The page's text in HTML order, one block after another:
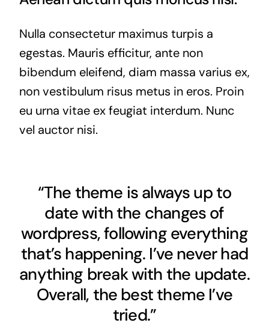
Nulla consectetur maximus turpis a
egestas. Mauris efficitur, ante non
bibendum eleifend, diam massa varius ex,
non vestibulum risus metus in eros. Proin
eu urna vitae ex feugiat interdum. Nunc
vel auctor nisi.
“The theme is always up to
date with the changes of
wordpress, following everything
that’s happening. I’ve never had
anything break with the update.
Overall, the best theme I’ve
tried.”